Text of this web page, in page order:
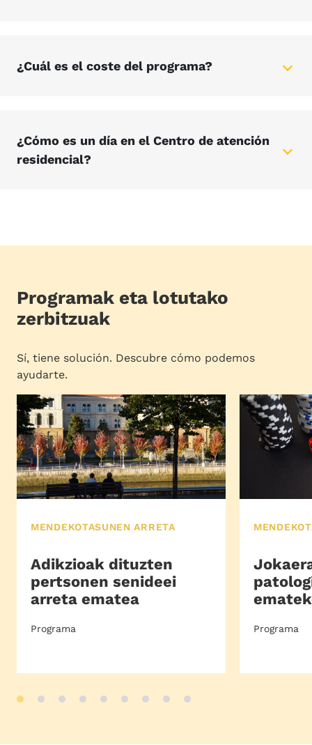
¿Cuál es el coste del programa?
¿Cómo es un día en el Centro de atención
residencial?
Programak eta lotutako
zerbitzuak
Sí, tiene solución. Descubre cómo podemos
ayudarte.
MENDEKOTASUNEN ARRETA
Adikzioak dituzten
pertsonen senideei
arreta ematea
Programa Programa